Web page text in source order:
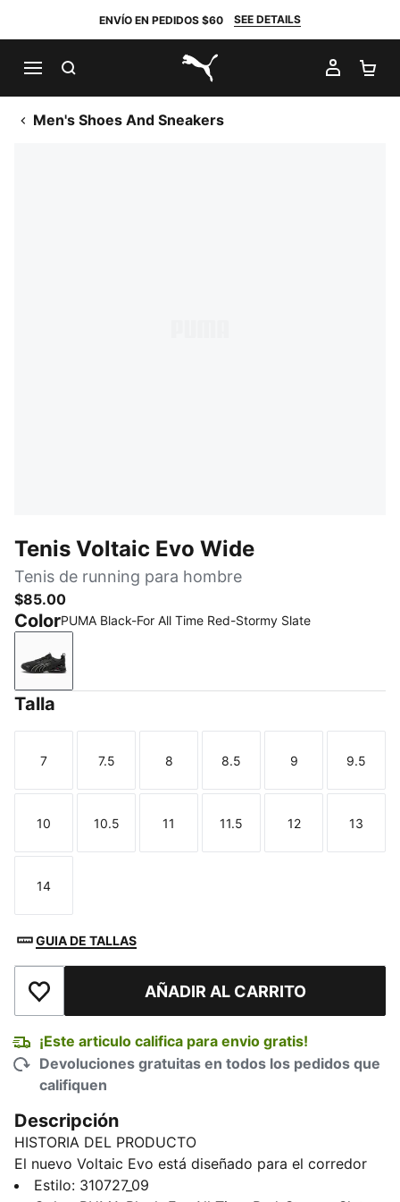
ENVÍO EN PEDIDOS $60 SEE DETAILS
PUMA.com
MI
Men's Shoes And Sneakers
Tenis Voltaic Evo Wide
Tenis de running para hombre
$85.00
ColorPUMA Black-For All Time Red-Stormy Slate
PUMA Black-For All Time Red-Stormy Slate
Talla
Talla
7
Talla
7.5
Talla
8
Talla
8.5
Talla
9
Talla
9.5
Talla
10
Talla
10.5
Talla
11
Talla
11.5
Talla
12
Talla
13
Talla
14
GUIA DE TALLAS
Añadir a la lista de deseosAÑADIR AL CARRITO
¡Este articulo califica para envio gratis!
Devoluciones gratuitas en todos los pedidos que
califiquen
Descripción
HISTORIA DEL PRODUCTO
El nuevo Voltaic Evo está diseñado para el corredor
que quiere comodidad y tracción sin sacrificar estilo.
Estilo: 310727_09